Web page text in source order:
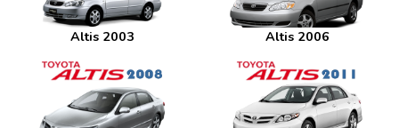
Altis 2003 Altis 2006